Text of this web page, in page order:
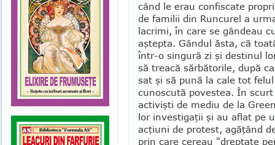
când le erau con­fiscate
de familii din Runcurel a
lacrimi, în care se gândeau
aştepta. Gândul ăsta, că
într-o singură zi şi destinul
să treacă sărbătorile, după
sat şi să pună la cale tot
cunoscută povestea. În
activişti de mediu de la
lor investigaţii şi au aflat pe
acţiuni de protest, agă­ţând
prin care cereau "dreptate